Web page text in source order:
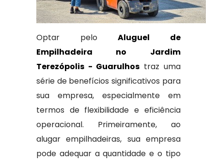
Optar peloAluguel de
Empilhadeira no Jardim
Terezópolis - Guarulhos traz uma
série de benefícios significativos para
sua empresa, especialmente em
termos de flexibilidade e eficiência
operacional. Primeiramente, ao
alugar empilhadeiras, sua empresa
pode adequar a quantidade e o tipo